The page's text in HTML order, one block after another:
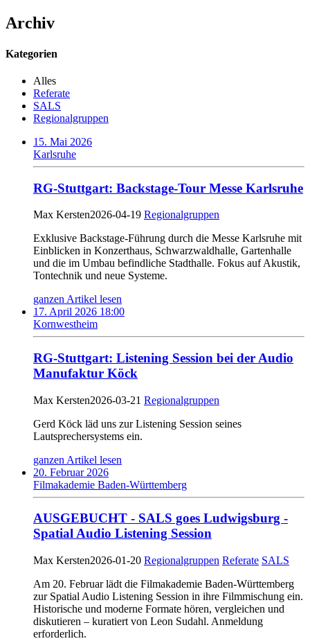
Archiv
Kategorien
Alles
Referate
SALS
Regionalgruppen
15. Mai 2026
Karlsruhe
RG-Stuttgart: Backstage-Tour Messe Karlsruhe
Max Kersten2026-04-19 Regionalgruppen
Exklusive Backstage-Führung durch die Messe Karlsruhe mit
Einblicken in Konzerthaus, Schwarzwaldhalle, Gartenhalle
und die im Umbau befindliche Stadthalle. Fokus auf Akustik,
Tontechnik und neue Systeme.
ganzen Artikel lesen
17. April 2026 18:00
Kornwestheim
RG-Stuttgart: Listening Session bei der Audio
Manufaktur Köck
Max Kersten2026-03-21 Regionalgruppen
Gerd Köck läd uns zur Listening Session seines
Lautsprechersystems ein.
ganzen Artikel lesen
20. Februar 2026
Filmakademie Baden-Württemberg
AUSGEBUCHT - SALS goes Ludwigsburg -
Spatial Audio Listening ­Session
Max Kersten2026-01-20 Regionalgruppen Referate SALS
Am 20. Februar lädt die Filmakademie Baden-Württemberg
zur Spatial Audio Listening Session in ihre Filmmischung ein.
Historische und moderne Formate hören, vergleichen und
diskutieren – kuratiert von Leon Sudahl. Anmeldung
erforderlich.